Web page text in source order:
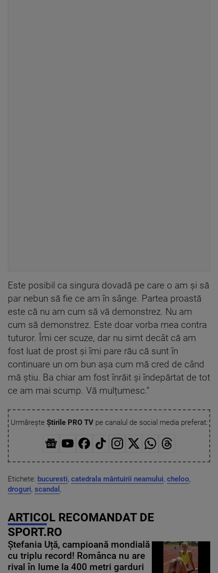
Este posibil ca singura dovadă pe care o am și să
par nebun să fie ce am în sânge. Partea proastă
este că nu am cum să vă demonstrez. Nu am
cum să demonstrez. Este doar vorba mea contra
tuturor. Îmi cer scuze, dar nu simt decât că am
fost luat de prost și îmi pare rău că sunt în
continuare un om bun așa cum mă cred de când
mă știu. Ba chiar am fost înrăit și îndepărtat de tot
ce am mai scump. Vă mulțumesc.”
Urmărește Știrile PRO TVpe canalul de social media preferat:
Etichete: bucuresti, catedrala mântuirii neamului, cheloo,
droguri, scandal ,
ARTICOL RECOMANDAT DE
SPORT.RO
Ștefania Uță, campioană mondială
cu triplu record! Românca nu are
rival în lume la 400 metri garduri